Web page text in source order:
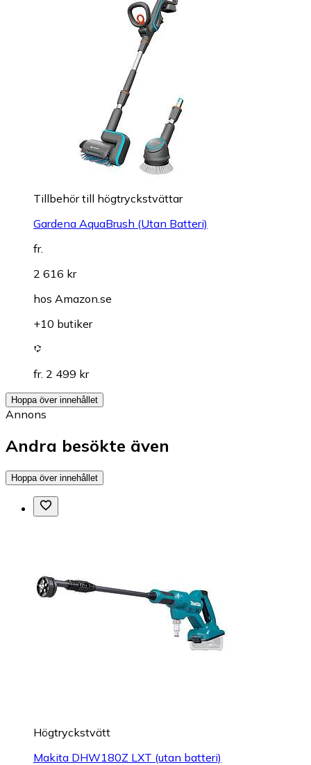
Tillbehör till högtryckstvättar
Gardena AquaBrush (Utan Batteri)
fr.
2 616 kr
hos Amazon.se
+10 butiker
fr. 2 499 kr
Hoppa över innehållet
Annons
Andra besökte även
Hoppa över innehållet
Högtryckstvätt
Makita DHW180Z LXT (utan batteri)